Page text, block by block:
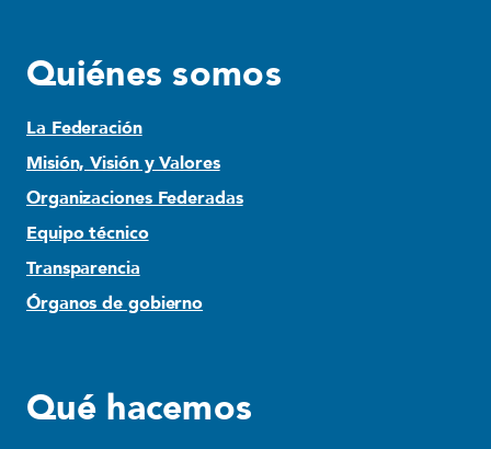
Quiénes somos
La Federación
Misión, Visión y Valores
Organizaciones Federadas
Equipo técnico
Transparencia
Órganos de gobierno
Qué hacemos